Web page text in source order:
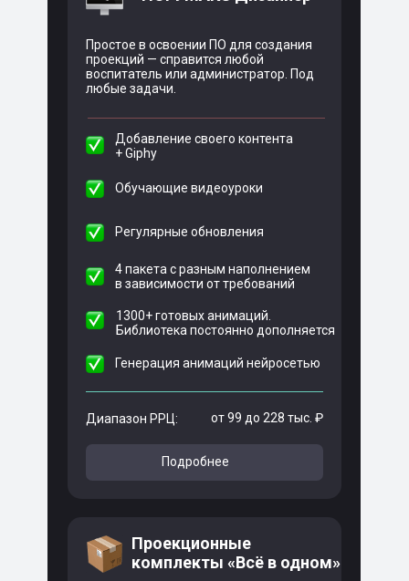
Простое в освоении ПО для создания
проекций — справится любой
воспитатель или администратор. Под
любые задачи.
Добавление своего контента
+ Giphy
Проекционные
комплекты «Всё в одном»
Подробнее
1300+ готовых анимаций.
Библиотека постоянно дополняется
Регулярные обновления
Обучающие видеоуроки
4 пакета с разным наполнением
в зависимости от требований
Диапазон РРЦ: от 99 до 228 тыс. ₽
Генерация анимаций нейросетью